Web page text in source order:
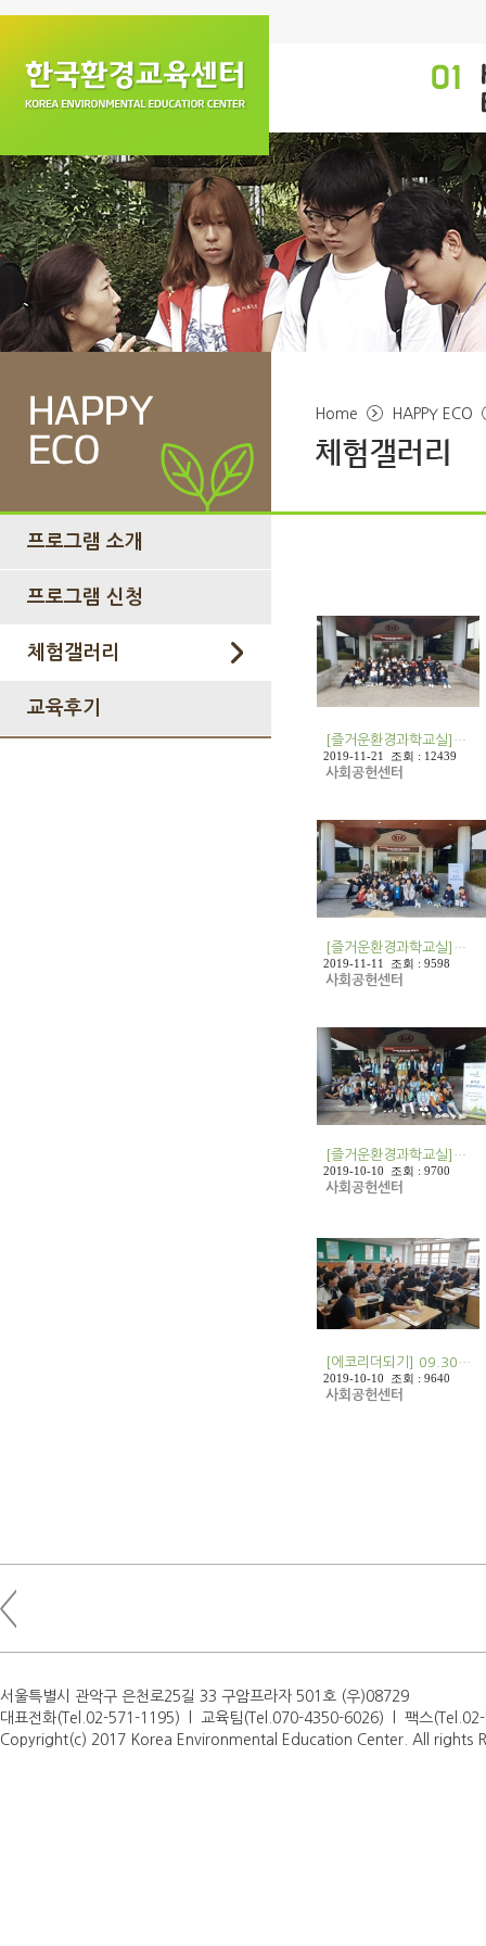
프로그램 소개
프로그램 신청
체험갤러리
교육후기
Home HAPPY ECO
[즐거운환경과학교실]…
2019-11-21 조회 : 12439
사회공헌센터
[즐거운환경과학교실]…
2019-11-11 조회 : 9598
사회공헌센터
[즐거운환경과학교실]…
2019-10-10 조회 : 9700
사회공헌센터
[에코리더되기] 09.30…
2019-10-10 조회 : 9640
사회공헌센터
서울특별시 관악구 은천로25길 33 구암프라자 501호 (우)08729
대표전화(Tel.02-571-1195) l 교육팀(Tel.070-4350-6026) l 팩스
Copyright(c) 2017 Korea Environmental Education Center. All rights